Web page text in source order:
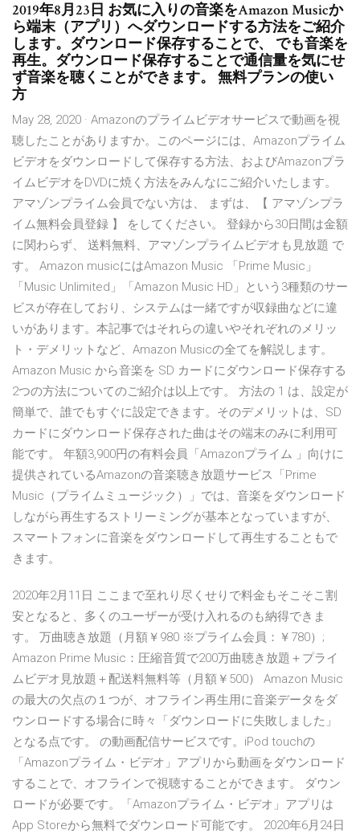
2019年8月23日 お気に入りの音楽をAmazon Musicか
ら端末（アプリ）へダウンロードする方法をご紹介
します。ダウンロード保存することで、 でも音楽を
再生。ダウンロード保存することで通信量を気にせ
ず音楽を聴くことができます。 無料プランの使い
方
May 28, 2020 · Amazonのプライムビデオサービスで動画を視
聴したことがありますか。このページには、Amazonプライム
ビデオをダウンロードして保存する方法、およびAmazonプラ
イムビデオをDVDに焼く方法をみんなにご紹介いたします。
アマゾンプライム会員でない方は、 まずは、【 アマゾンプラ
イム無料会員登録 】 をしてください。 登録から30日間は金額
に関わらず、 送料無料、アマゾンプライムビデオも見放題 で
す。 Amazon musicにはAmazon Music 「Prime Music」
「Music Unlimited」「Amazon Music HD」という3種類のサー
ビスが存在しており、システムは一緒ですが収録曲などに違
いがあります。本記事ではそれらの違いやそれぞれのメリッ
ト・デメリットなど、Amazon Musicの全てを解説します。
Amazon Music から音楽を SD カードにダウンロード保存する
2つの方法についてのご紹介は以上です。 方法の 1 は、設定が
簡単で、誰でもすぐに設定できます。そのデメリットは、SD
カードにダウンロード保存された曲はその端末のみに利用可
能です。 年額3,900円の有料会員「Amazonプライム 」向けに
提供されているAmazonの音楽聴き放題サービス「Prime
Music（プライムミュージック）」では、音楽をダウンロード
しながら再生するストリーミングが基本となっていますが、
スマートフォンに音楽をダウンロードして再生することもで
きます。
2020年2月11日 ここまで至れり尽くせりで料金もそこそこ割
安となると、多くのユーザーが受け入れるのも納得できま
す。 万曲聴き放題（月額￥980 ※プライム会員：￥780）;
Amazon Prime Music：圧縮音質で200万曲聴き放題＋プライ
ムビデオ見放題＋配送料無料等（月額￥500） Amazon Music
の最大の欠点の１つが、オフライン再生用に音楽データをダ
ウンロードする場合に時々「ダウンロードに失敗しました」
となる点です。 の動画配信サービスです。iPod touchの
「Amazonプライム・ビデオ」アプリから動画をダウンロード
することで、オフラインで視聴することができます。 ダウン
ロードが必要です。「Amazonプライム・ビデオ」アプリは
App Storeから無料でダウンロード可能です。 2020年6月24日